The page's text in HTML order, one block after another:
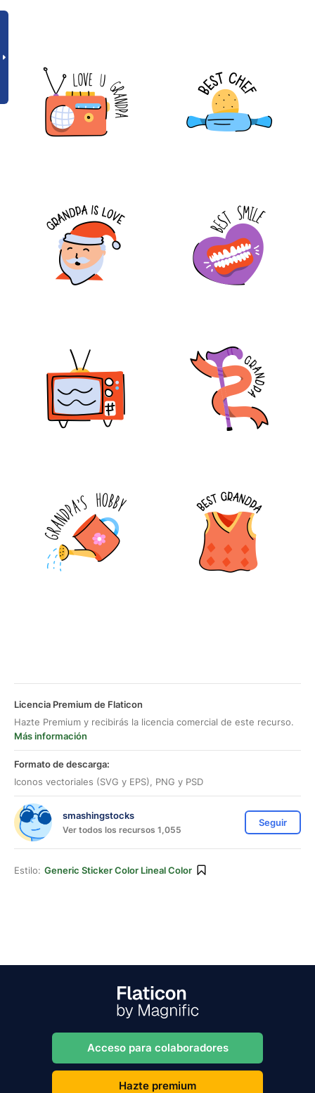
Licencia Premium de Flaticon
Hazte Premium y recibirás la licencia comercial de este recurso.
Más información
Formato de descarga:
Iconos vectoriales (SVG y EPS), PNG y PSD
smashingstocks
Ver todos los recursos 1,055
Seguir
Estilo: Generic Sticker Color Lineal Color
Acceso para colaboradores
Hazte premium